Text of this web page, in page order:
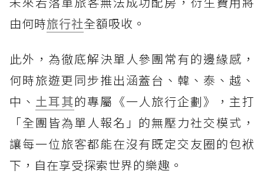
由何時旅行社全額吸收。
此外，為徹底解決單人參團常有的邊緣感，
何時旅遊更同步推出涵蓋台、韓、泰、越、
中、 土耳其的專屬《一人旅行企劃》，主打
「全團皆為單人報名」的無壓力社交模式，
讓每一位旅客都能在沒有既定交友圈的包袱
下，自在享受探索世界的樂趣。